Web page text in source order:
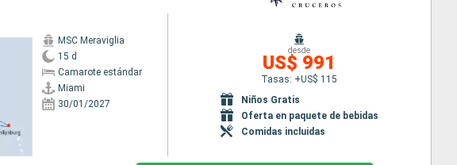
MSC Meraviglia
15 d
Camarote estándar
Miami
30/01/2027
desde
US$ 991
Tasas: +US$ 115
Niños Gratis
Oferta en paquete de bebidas
Comidas incluidas